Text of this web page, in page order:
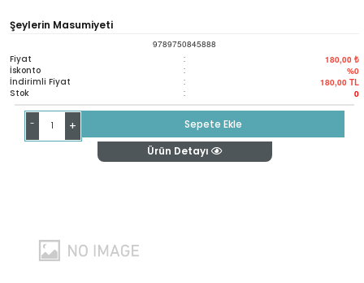
Şeylerin Masumiyeti
9789750845888
Fiyat : 180,00 ₺
İskonto : %0
İndirimli Fiyat : 180,00 TL
Stok : 0
- +
Sepete Ekle
Ürün Detayı